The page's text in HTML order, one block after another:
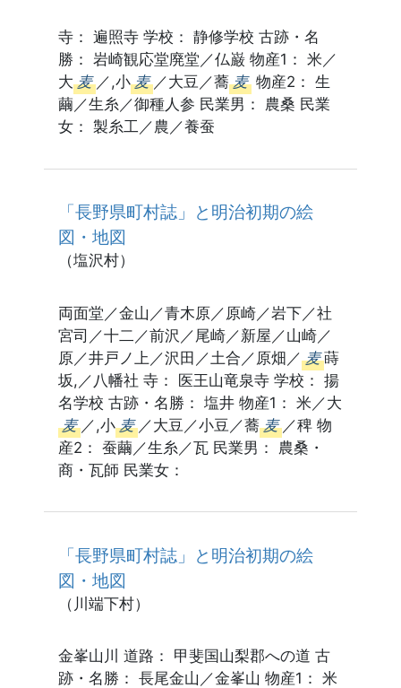
寺： 遍照寺 学校： 静修学校 古跡・名
勝： 岩崎観応堂廃堂／仏巌 物産1： 米／
大 麦 ／,小 麦 ／大豆／蕎 麦 物産2： 生
繭／生糸／御種人参 民業男： 農桑 民業
女： 製糸工／農／養蚕
「長野県町村誌」と明治初期の絵
図・地図
（塩沢村）
両面堂／金山／青木原／原崎／岩下／社
宮司／十二／前沢／尾崎／新屋／山崎／
原／井戸ノ上／沢田／土合／原畑／ 麦 蒔
坂,／八幡社 寺： 医王山竜泉寺 学校： 揚
名学校 古跡・名勝： 塩井 物産1： 米／大
麦 ／,小 麦 ／大豆／小豆／蕎 麦 ／稗 物
産2： 蚕繭／生糸／瓦 民業男： 農桑・
商・瓦師 民業女：
「長野県町村誌」と明治初期の絵
図・地図
（川端下村）
金峯山川 道路： 甲斐国山梨郡への道 古
跡・名勝： 長尾金山／金峯山 物産1： 米